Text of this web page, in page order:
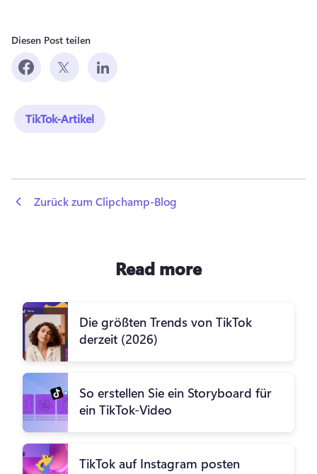
Diesen Post teilen
TikTok-Artikel
Zurück zum Clipchamp-Blog
Read more
Die größten Trends von TikTok
derzeit (2026)
So erstellen Sie ein Storyboard für
ein TikTok-Video
TikTok auf Instagram posten